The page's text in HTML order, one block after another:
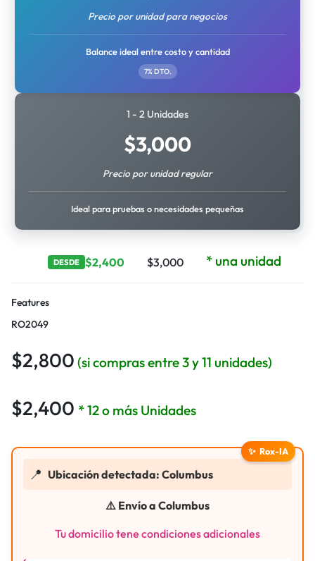
Precio por unidad para negocios
Balance ideal entre costo y cantidad
7% DTO.
1 - 2 Unidades
$3,000
Precio por unidad regular
Ideal para pruebas o necesidades pequeñas
DESDE $2,400 $3,000 * una unidad
Features
RO2049
$2,800 (si compras entre 3 y 11 unidades)
$2,400 * 12 o más Unidades
✨ Rox-IA
📍 Ubicación detectada: Columbus
⚠️ Envío a Columbus
Tu domicilio tene condiciones adicionales